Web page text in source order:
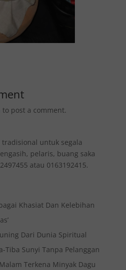
to post a comment.
untuk segala
pelaris, buang saka
atau 0163192415.
Khasiat Dan Kelebihan
Dari Dunia Spiritual
Tiba Sunyi Tanpa Pelanggan
Terkena Minyak Dagu